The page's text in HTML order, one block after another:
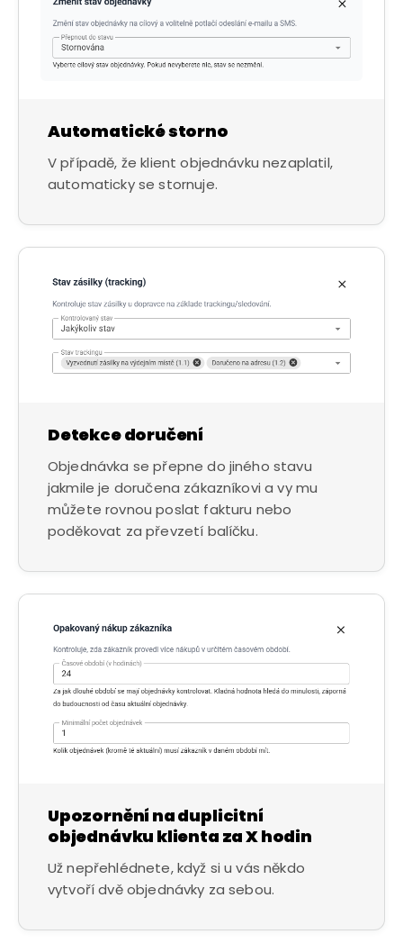
Automatické storno
V případě, že klient objednávku nezaplatil,
automaticky se stornuje.
Detekce doručení
Objednávka se přepne do jiného stavu
jakmile je doručena zákazníkovi a vy mu
můžete rovnou poslat fakturu nebo
poděkovat za převzetí balíčku.
Upozornění na duplicitní
objednávku klienta za X hodin
Už nepřehlédnete, když si u vás někdo
vytvoří dvě objednávky za sebou.